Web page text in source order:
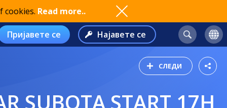
cookies. Read more..
Пријавете се Најавете се
СЛЕДИ